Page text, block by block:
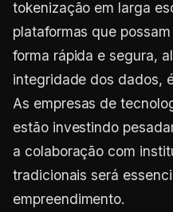
tokenização em larga
plataformas que
forma rápida e segura,
integridade dos dados,
As empresas de
estão investindo
a colaboração com
tradicionais será
empreendimento.